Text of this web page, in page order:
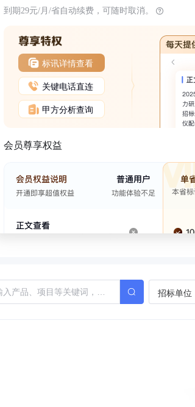
到期29元/月/省自动续费，可随时取消。
标讯详情查看
关键电话直连
甲方分析查询
会员尊享权益
招标单位